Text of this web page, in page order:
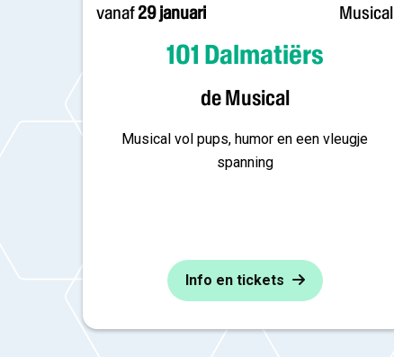
vanaf29 januari Musical
101 Dalmatiërs
de Musical
Musical vol pups, humor en een vleugje
spanning
Info en tickets